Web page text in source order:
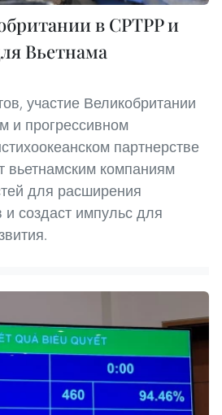
в CPTPP и
Вьетнама
участие Великобритании
прогрессивном
партнерстве
вьетнамским компаниям
для расширения
создаст импульс для